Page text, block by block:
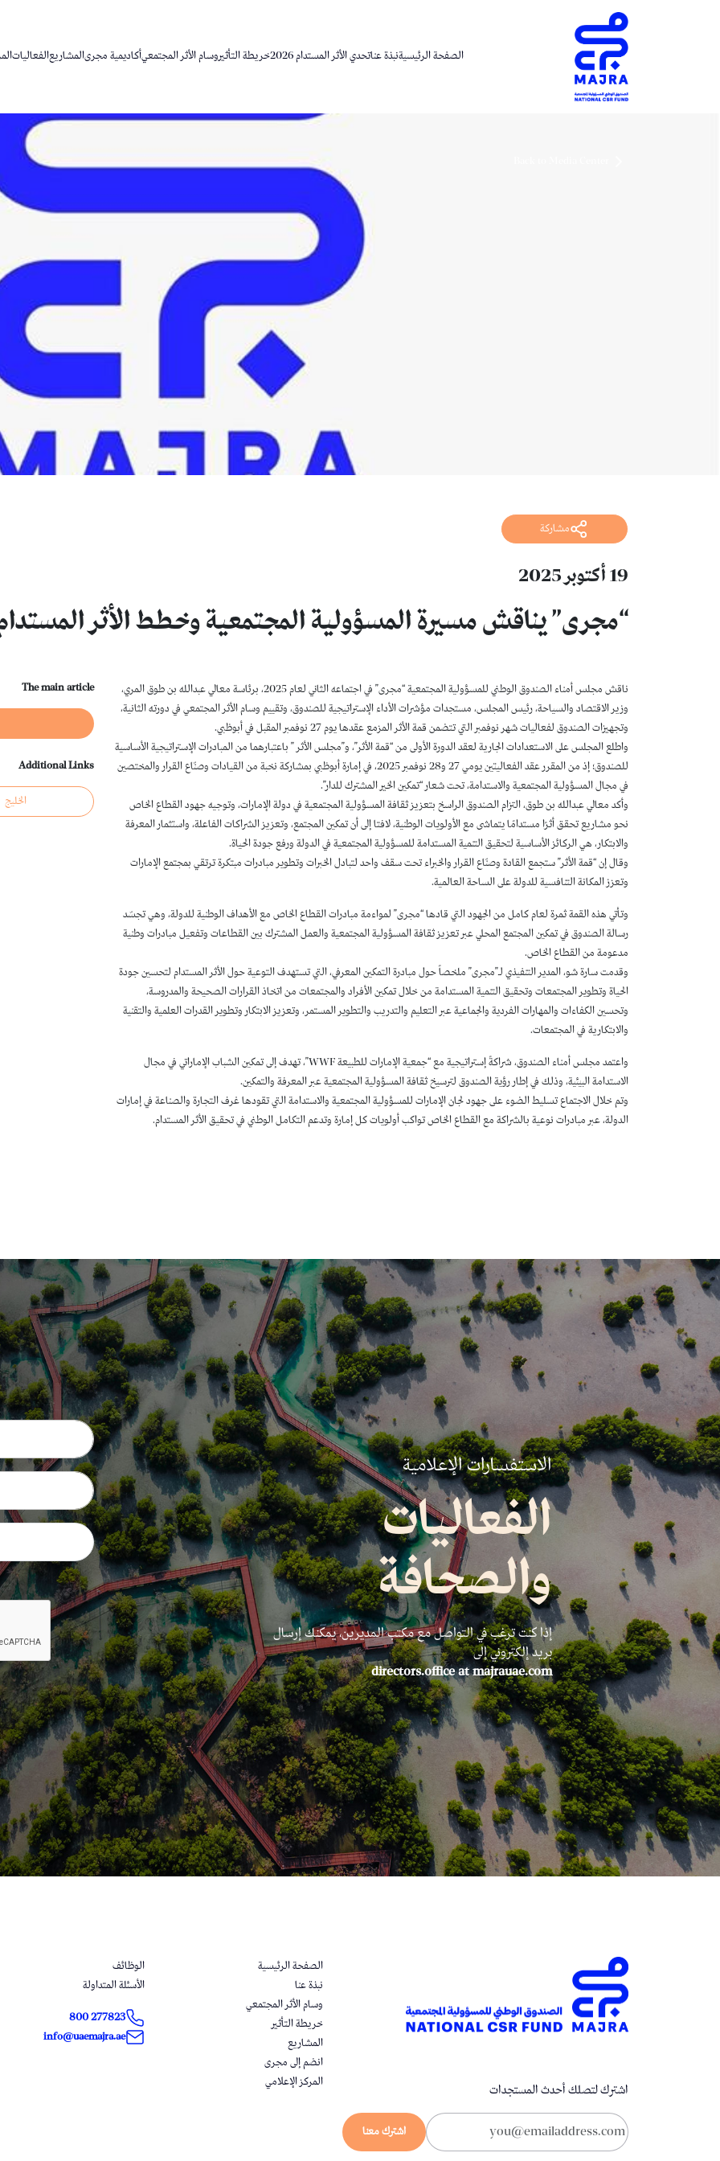
الصفحة الرئيسيةنبذة عناتحدي الأثر المستدام 2026 خريطة التأثيروسام الأثر المجتمعيأكاديمية مجرىالمشاريعالفعاليات
مشاركة
19 أكتوبر 2025
“مجرى” يناقش مسيرة المسؤولية المجتمعية وخطط الأثر المستدام
ناقش مجلس أمناء الصندوق الوطني للمسؤولية المجتمعية “مجرى” في اجتماعه الثاني لعام 2025، برئاسة معالي عبدالله بن طوق المري،
وزير الاقتصاد والسياحة، رئيس المجلس، مستجدات مؤشرات الأداء الإستراتيجية للصندوق، وتقييم وسام الأثر المجتمعي في دورته الثانية،
وتجهيزات الصندوق لفعاليات شهر نوفمبر التي تتضمن قمة الأثر المزمع عقدها يوم 27 نوفمبر المقبل في أبوظبي.
واطلع المجلس على الاستعدادات الجارية لعقد الدورة الأولى من “قمة الأثر”، و”مجلس الأثر ” باعتبارهما من المبادرات الإستراتيجية الأساسية
للصندوق؛ إذ من المقرر عقد الفعاليتين يومي 27 و28 نوفمبر 2025، في إمارة أبوظبي بمشاركة نخبة من القيادات وصنّاع القرار والمختصين
في مجال المسؤولية المجتمعية والاستدامة، تحت شعار “تمكين الخير المشترك للدار”.
وأكد معالي عبدالله بن طوق، التزام الصندوق الراسخ بتعزيز ثقافة المسؤولية المجتمعية في دولة الإمارات، وتوجيه جهود القطاع الخاص
نحو مشاريع تحقق أثرًا مستدامًا يتماشى مع الأولويات الوطنية، لافتا إلى أن تمكين المجتمع، وتعزيز الشراكات الفاعلة، واستثمار المعرفة
والابتكار، هي الركائز الأساسية لتحقيق التنمية المستدامة للمسؤولية المجتمعية في الدولة ورفع جودة الحياة.
وقال إن “قمة الأثر” ستجمع القادة وصنّاع القرار والخبراء تحت سقف واحد لتبادل الخبرات وتطوير مبادرات مبتكرة ترتقي بمجتمع الإمارات
وتعزز المكانة التنافسية للدولة على الساحة العالمية.
وتأتي هذه القمة ثمرة لعام كامل من الجهود التي قادها “مجرى” لمواءمة مبادرات القطاع الخاص مع الأهداف الوطنية للدولة، وهي تجسّد
رسالة الصندوق في تمكين المجتمع المحلي عبر تعزيز ثقافة المسؤولية المجتمعية والعمل المشترك بين القطاعات وتفعيل مبادرات وطنية
مدعومة من القطاع الخاص.
وقدمت سارة شو، المدير التنفيذي لـ”مجرى” ملخصاً حول مبادرة التمكين المعرفي، التي تستهدف التوعية حول الأثر المستدام لتحسين جودة
الحياة وتطوير المجتمعات وتحقيق التنمية المستدامة من خلال تمكين الأفراد والمجتمعات من اتخاذ القرارات الصحيحة والمدروسة،
وتحسين الكفاءات والمهارات الفردية والجماعية عبر التعليم والتدريب والتطوير المستمر، وتعزيز الابتكار وتطوير القدرات العلمية والتقنية
والابتكارية في المجتمعات.
واعتمد مجلس أمناء الصندوق، شراكةً إستراتيجية مع “جمعية الإمارات للطبيعة WWF”، تهدف إلى تمكين الشباب الإماراتي في مجال
الاستدامة البيئية، وذلك في إطار رؤية الصندوق لترسيخ ثقافة المسؤولية المجتمعية عبر المعرفة والتمكين.
وتم خلال الاجتماع تسليط الضوء على جهود لجان الإمارات للمسؤولية المجتمعية والاستدامة التي تقودها غرف التجارة والصناعة في إمارات
الدولة، عبر مبادرات نوعية بالشراكة مع القطاع الخاص تواكب أولويات كل إمارة وتدعم التكامل الوطني في تحقيق الأثر المستدام.
The main article
Additional Links
الخليج
الاستفسارات الإعلامية
الفعاليات
والصحافة
إذا كنت ترغب في التواصل مع مكتب المديرين، يمكنك إرسال
بريد إلكتروني إلى
directors.office at majrauae.com
اشترك لتصلك أحدث المستجدات
اشترك معنا
الصفحة الرئيسية
نبذة عنا
وسام الأثر المجتمعي
خريطة التأثير
المشاريع
انضم إلى مجرى
المركز الإعلامي
الوظائف
الأسئلة المتداولة
800 277823
info@uaemajra.ae